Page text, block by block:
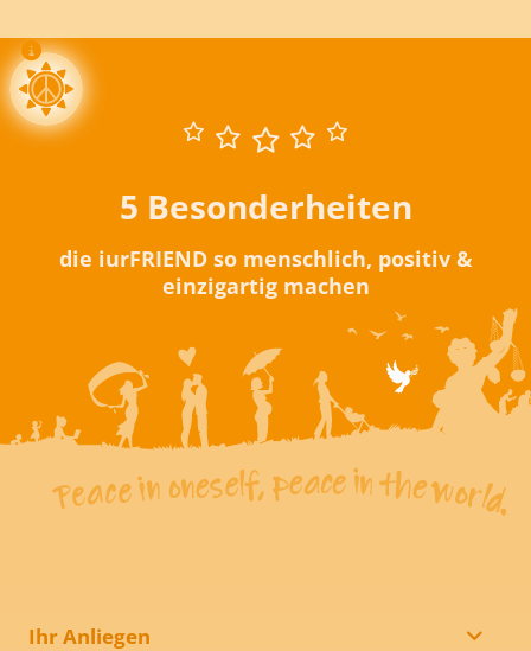
5 Besonderheiten
die iurFRIEND so menschlich, positiv &
einzigartig machen
Ihr Anliegen